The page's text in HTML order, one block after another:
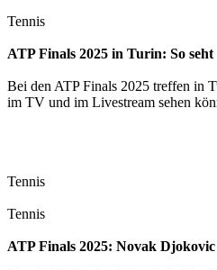
Tennis
ATP Finals 2025 in Turin: So
Bei den ATP Finals 2025 treffen in
im TV und im Livestream sehen
Tennis
Tennis
ATP Finals 2025: Novak Djokovic